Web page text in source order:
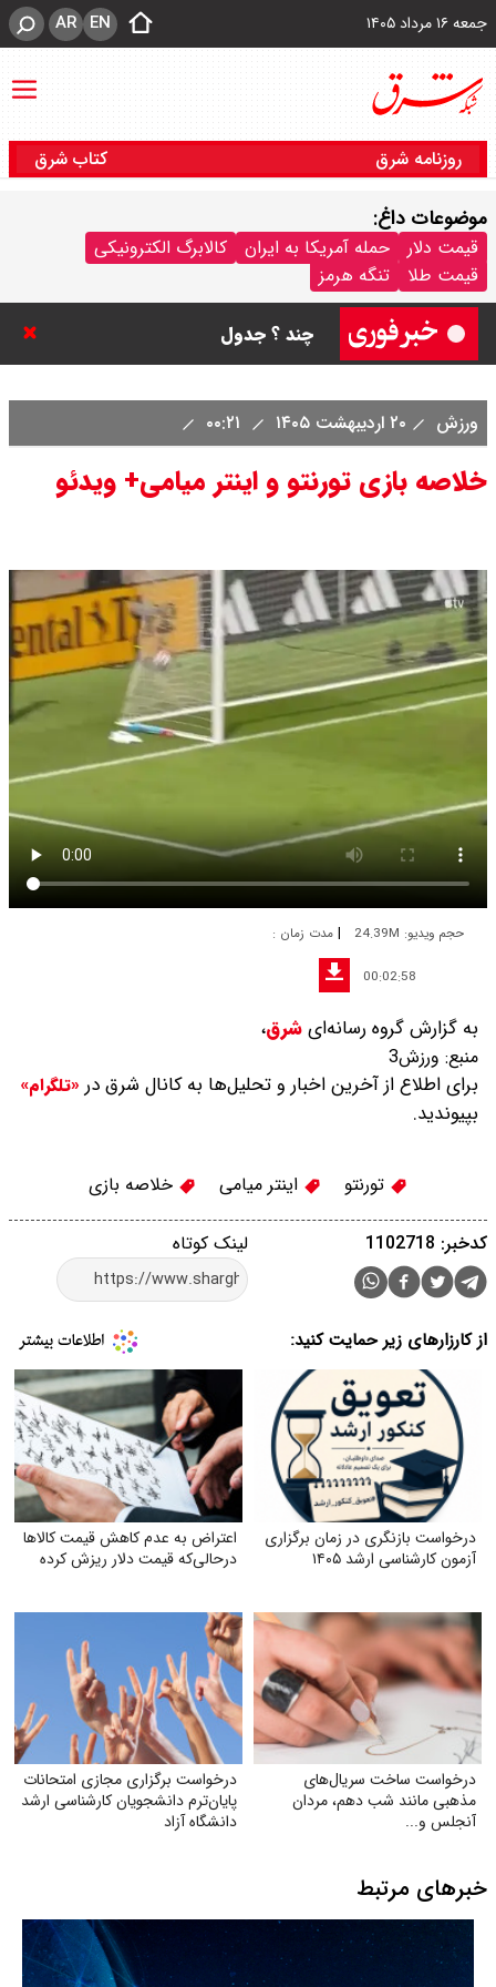
جمعه ۱۶ مرداد ۱۴۰۵ EN
AR
روزنامه شرق کتاب شرق
موضوعات داغ:
قیمت دلار حمله آمریکا به ایران
کالابرگ الکترونیکی
قیمت طلا
تنگه هرمز
چند ؟ جدول
به تنگه هرمز را کلید زدند + جزییات
ورزش ۲۰ اردیبهشت ۱۴۰۵
خلاصه بازی تورنتو و اینتر میامی+ ویدئو
حجم ویدیو: 24.39M |مدت زمان :
00:02:58
به گزارش گروه رسانه‌ایشرق،
منبع: ورزش3
برای اطلاع از آخرین اخبار و تحلیل‌ها به کانال شرق در «تلگرام»
بپیوندید.
تورنتو اینتر میامی خلاصه بازی
لینک کوتاه کدخبر: 1102718
از کارزارهای زیر حمایت کنید:
درخواست بازنگری در زمان برگزاری
آزمون کارشناسی ارشد ۱۴۰۵
اعتراض به عدم کاهش‌ قیمت کالاها
درحالی‌که قیمت دلار ریزش کرده
درخواست ساخت سریال‌های
مذهبی مانند شب دهم، مردان
آنجلس و...
درخواست برگزاری مجازی امتحانات
پایان‌ترم دانشجویان کارشناسی ارشد
دانشگاه آزاد
خبرهای مرتبط